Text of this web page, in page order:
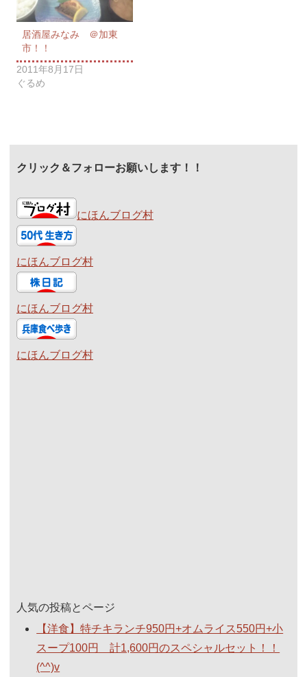
居酒屋みなみ ＠加東
市！！
2011年8月17日
ぐるめ
クリック＆フォローお願いします！！
にほんブログ村
にほんブログ村
にほんブログ村
にほんブログ村
人気の投稿とページ
【洋食】特チキランチ950円+オムライス550円+小
スープ100円 計1,600円のスペシャルセット！！
(^^)v